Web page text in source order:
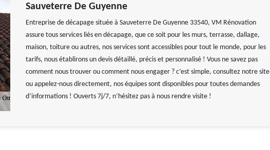
Sauveterre De Guyenne
Entreprise de décapage située à Sauveterre De Guyenne 33540, VM Rénovation
assure tous services liés en décapage, que ce soit pour les murs, terrasse, dallage,
maison, toiture ou autres, nos services sont accessibles pour tout le monde, pour les
tarifs, nous établirons un devis détaillé, précis et personnalisé ! Vous ne savez pas
comment nous trouver ou comment nous engager ? c’est simple, consultez notre site
ou appelez-nous directement, nos équipes sont disponibles pour toutes demandes
d’informations ! Ouverts 7j/7, n’hésitez pas à nous rendre visite !